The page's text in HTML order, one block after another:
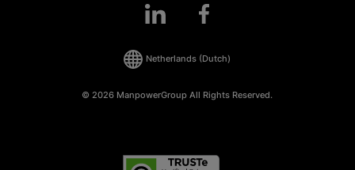
© 2026 ManpowerGroup All Rights Reserved.
Netherlands (Dutch)